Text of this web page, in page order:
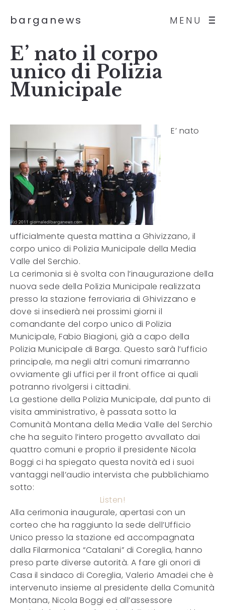
MENU
barganews
E’ nato il corpo
unico di Polizia
Municipale
E’ nato
ufficialmente questa mattina a Ghivizzano, il
corpo unico di Polizia Municipale della Media
Valle del Serchio.
La cerimonia si è svolta con l’inaugurazione della
nuova sede della Polizia Municipale realizzata
presso la stazione ferroviaria di Ghivizzano e
dove si insedierà nei prossimi giorni il
comandante del corpo unico di Polizia
Municipale, Fabio Biagioni, già a capo della
Polizia Municipale di Barga. Questo sarà l’ufficio
principale, ma negli altri comuni rimarranno
ovviamente gli uffici per il front office ai quali
potranno rivolgersi i cittadini.
La gestione della Polizia Municipale, dal punto di
visita amministrativo, è passata sotto la
Comunità Montana della Media Valle del Serchio
che ha seguito l’intero progetto avvallato dai
quattro comuni e proprio il presidente Nicola
Boggi ci ha spiegato questa novità ed i suoi
vantaggi nell’audio intervista che pubblichiamo
sotto:
Listen!
Alla cerimonia inaugurale, apertasi con un
corteo che ha raggiunto la sede dell’Ufficio
Unico presso la stazione ed accompagnata
dalla Filarmonica “Catalani” di Coreglia, hanno
preso parte diverse autorità. A fare gli onori di
Casa il sindaco di Coreglia, Valerio Amadei che è
intervenuto insieme al presidente della Comunità
Montana, Nicola Boggi ed all’assessore